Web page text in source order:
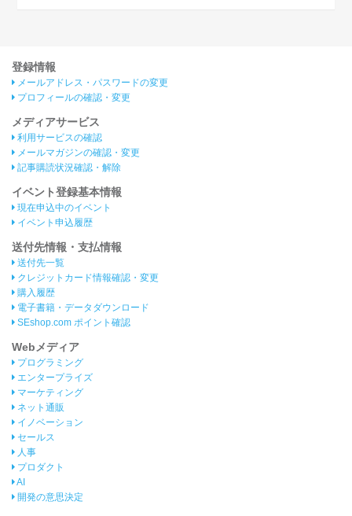
登録情報
メールアドレス・パスワードの変更
プロフィールの確認・変更
メディアサービス
利用サービスの確認
メールマガジンの確認・変更
記事購読状況確認・解除
イベント登録基本情報
現在申込中のイベント
イベント申込履歴
送付先情報・支払情報
送付先一覧
クレジットカード情報確認・変更
購入履歴
電子書籍・データダウンロード
SEshop.com ポイント確認
Webメディア
プログラミング
エンタープライズ
マーケティング
ネット通販
イノベーション
セールス
人事
プロダクト
AI
開発の意思決定